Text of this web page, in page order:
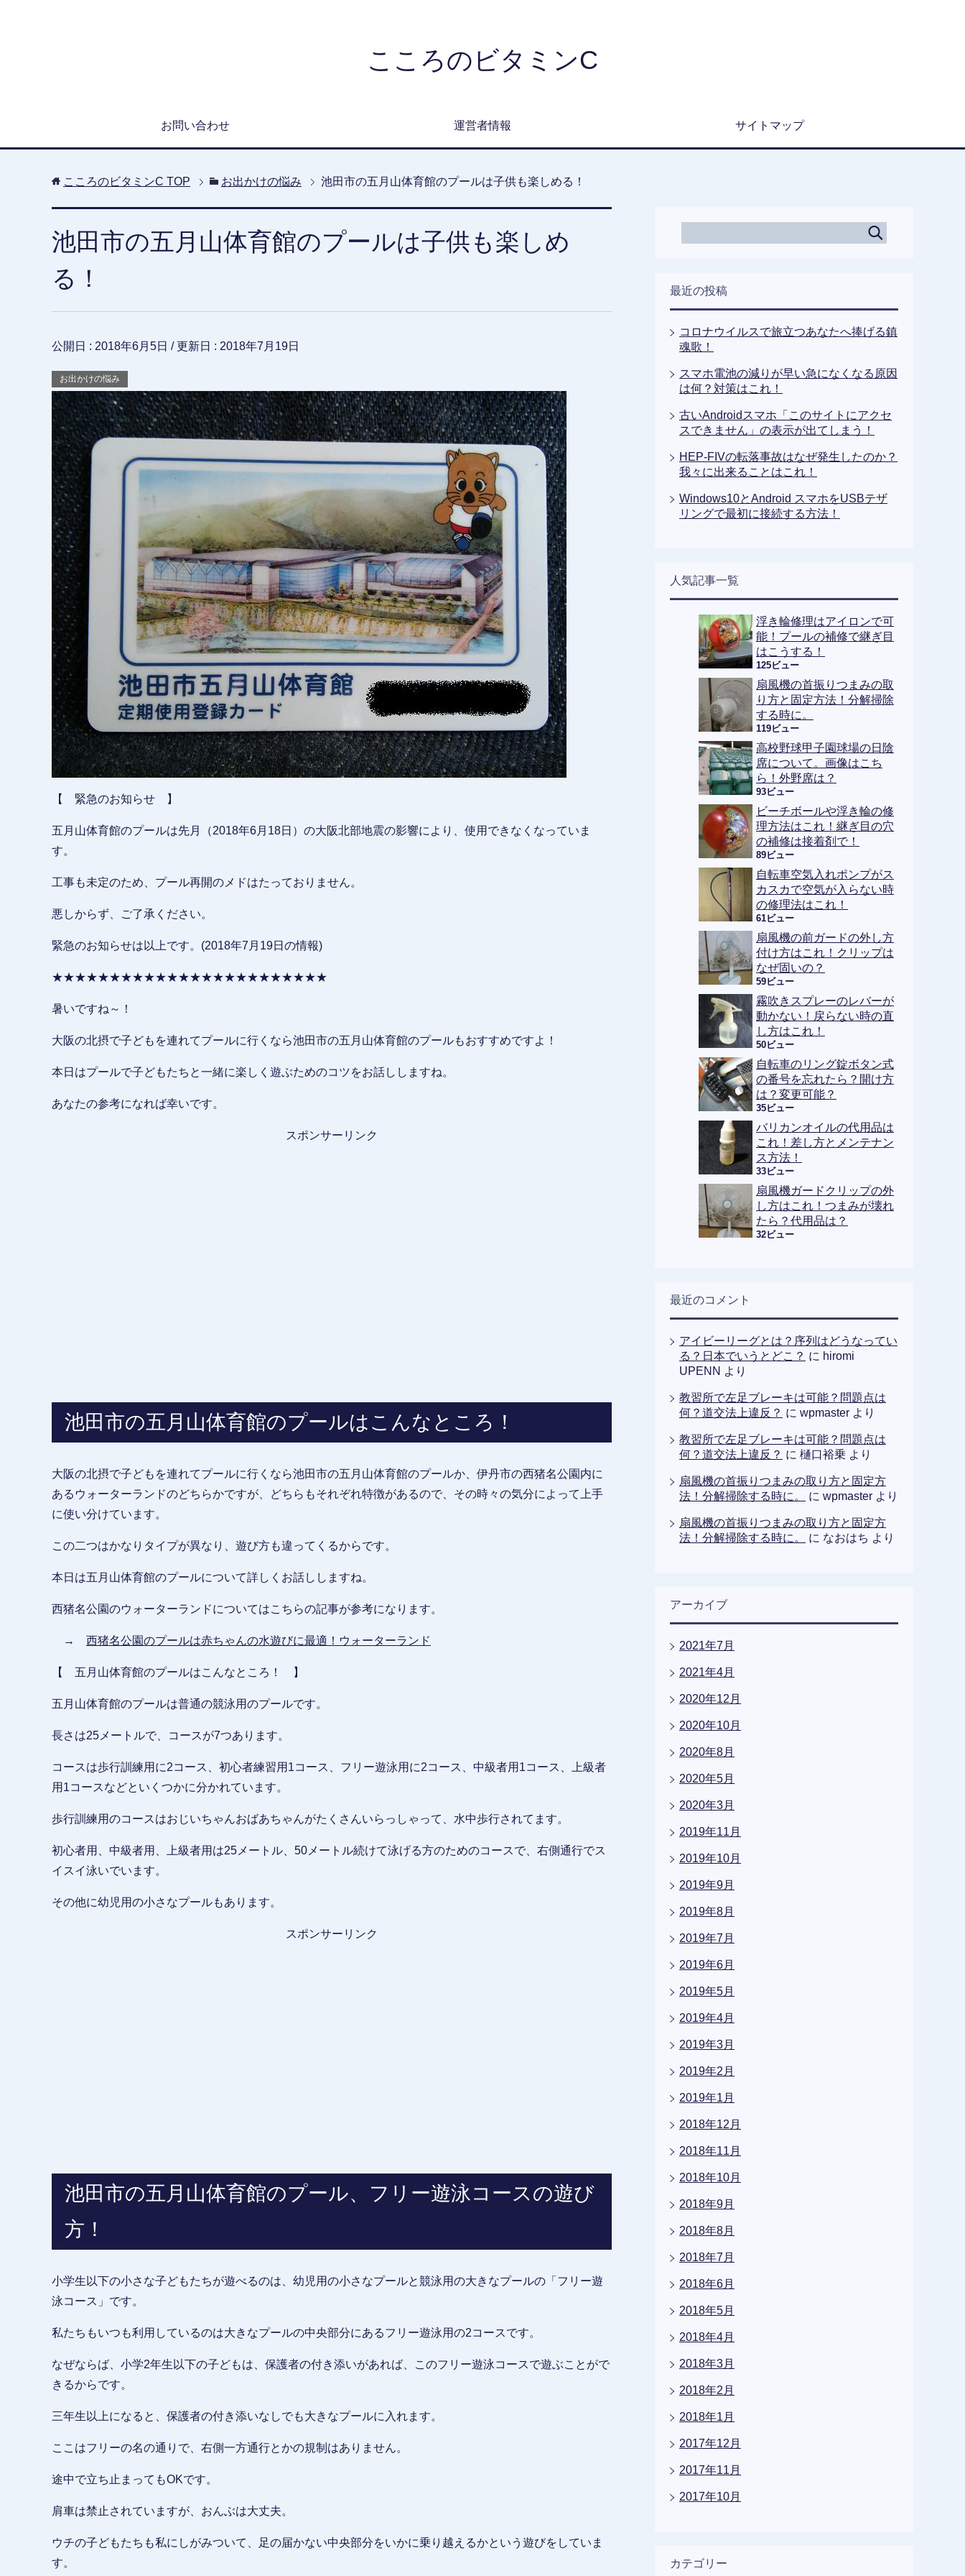
こころのビタミンC
お問い合わせ 運営者情報 サイトマップ
こころのビタミンC TOP お出かけの悩み 池田市の五月山体育館のプールは子供も楽しめる！
池田市の五月山体育館のプールは子供も楽しめ
る！
公開日 : 2018年6月5日 / 更新日 : 2018年7月19日
お出かけの悩み
【 緊急のお知らせ 】
五月山体育館のプールは先月（2018年6月18日）の大阪北部地震の影響により、使用できなくなっていま
す。
工事も未定のため、プール再開のメドはたっておりません。
悪しからず、ご了承ください。
緊急のお知らせは以上です。(2018年7月19日の情報)
★★★★★★★★★★★★★★★★★★★★★★★★
暑いですね～！
大阪の北摂で子どもを連れてプールに行くなら池田市の五月山体育館のプールもおすすめですよ！
本日はプールで子どもたちと一緒に楽しく遊ぶためのコツをお話ししますね。
あなたの参考になれば幸いです。
スポンサーリンク
池田市の五月山体育館のプールはこんなところ！
大阪の北摂で子どもを連れてプールに行くなら池田市の五月山体育館のプールか、伊丹市の西猪名公園内に
あるウォーターランドのどちらかですが、どちらもそれぞれ特徴があるので、その時々の気分によって上手
に使い分けています。
この二つはかなりタイプが異なり、遊び方も違ってくるからです。
本日は五月山体育館のプールについて詳しくお話ししますね。
西猪名公園のウォーターランドについてはこちらの記事が参考になります。
→ 西猪名公園のプールは赤ちゃんの水遊びに最適！ウォーターランド
【 五月山体育館のプールはこんなところ！ 】
五月山体育館のプールは普通の競泳用のプールです。
長さは25メートルで、コースが7つあります。
コースは歩行訓練用に2コース、初心者練習用1コース、フリー遊泳用に2コース、中級者用1コース、上級者
用1コースなどといくつかに分かれています。
歩行訓練用のコースはおじいちゃんおばあちゃんがたくさんいらっしゃって、水中歩行されてます。
初心者用、中級者用、上級者用は25メートル、50メートル続けて泳げる方のためのコースで、右側通行でス
イスイ泳いでいます。
その他に幼児用の小さなプールもあります。
スポンサーリンク
池田市の五月山体育館のプール、フリー遊泳コースの遊び
方！
小学生以下の小さな子どもたちが遊べるのは、幼児用の小さなプールと競泳用の大きなプールの「フリー遊
泳コース」です。
私たちもいつも利用しているのは大きなプールの中央部分にあるフリー遊泳用の2コースです。
なぜならば、小学2年生以下の子どもは、保護者の付き添いがあれば、このフリー遊泳コースで遊ぶことがで
きるからです。
三年生以上になると、保護者の付き添いなしでも大きなプールに入れます。
ここはフリーの名の通りで、右側一方通行とかの規制はありません。
途中で立ち止まってもOKです。
肩車は禁止されていますが、おんぶは大丈夫。
ウチの子どもたちも私にしがみついて、足の届かない中央部分をいかに乗り越えるかという遊びをしていま
す。
最近の投稿
コロナウイルスで旅立つあなたへ捧げる鎮
魂歌！
スマホ電池の減りが早い急になくなる原因
は何？対策はこれ！
古いAndroidスマホ「このサイトにアクセ
スできません」の表示が出てしまう！
HEP-FIVの転落事故はなぜ発生したのか？
我々に出来ることはこれ！
Windows10とAndroid スマホをUSBテザ
リングで最初に接続する方法！
人気記事一覧
浮き輪修理はアイロンで可
能！プールの補修で継ぎ目
はこうする！
125ビュー
扇風機の首振りつまみの取
り方と固定方法！分解掃除
する時に。
119ビュー
高校野球甲子園球場の日陰
席について。画像はこち
ら！外野席は？
93ビュー
ビーチボールや浮き輪の修
理方法はこれ！継ぎ目の穴
の補修は接着剤で！
89ビュー
自転車空気入れポンプがス
カスカで空気が入らない時
の修理法はこれ！
61ビュー
扇風機の前ガードの外し方
付け方はこれ！クリップは
なぜ固いの？
59ビュー
霧吹きスプレーのレバーが
動かない！戻らない時の直
し方はこれ！
50ビュー
自転車のリング錠ボタン式
の番号を忘れたら？開け方
は？変更可能？
35ビュー
バリカンオイルの代用品は
これ！差し方とメンテナン
ス方法！
33ビュー
扇風機ガードクリップの外
し方はこれ！つまみが壊れ
たら？代用品は？
32ビュー
最近のコメント
アイビーリーグとは？序列はどうなってい
る？日本でいうとどこ？ に hiromi
UPENN より
教習所で左足ブレーキは可能？問題点は
何？道交法上違反？ に wpmaster より
教習所で左足ブレーキは可能？問題点は
何？道交法上違反？ に 樋口裕乗 より
扇風機の首振りつまみの取り方と固定方
法！分解掃除する時に。
に wpmaster より
扇風機の首振りつまみの取り方と固定方
法！分解掃除する時に。
に なおはち より
アーカイブ
2021年7月
2021年4月
2020年12月
2020年10月
2020年8月
2020年5月
2020年3月
2019年11月
2019年10月
2019年9月
2019年8月
2019年7月
2019年6月
2019年5月
2019年4月
2019年3月
2019年2月
2019年1月
2018年12月
2018年11月
2018年10月
2018年9月
2018年8月
2018年7月
2018年6月
2018年5月
2018年4月
2018年3月
2018年2月
2018年1月
2017年12月
2017年11月
2017年10月
カテゴリー